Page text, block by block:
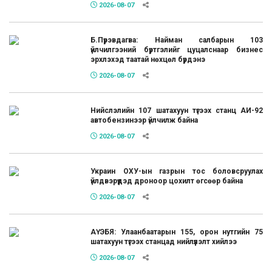
2026-08-07
Б.Пүрэвдагва: Найман салбарын 103
үйлчилгээний бүртгэлийг цуцалснаар бизнес
эрхлэхэд таатай нөхцөл бүрдэнэ
2026-08-07
Нийслэлийн 107 шатахуун түгээх станц АИ-92
автобензинээр үйлчилж байна
2026-08-07
Украин ОХУ-ын газрын тос боловсруулах
үйлдвэрүүдэд дроноор цохилт өгсөөр байна
2026-08-07
АҮЭБЯ: Улаанбаатарын 155, орон нутгийн 75
шатахуун түгээх станцад нийлүүлэлт хийлээ
2026-08-07